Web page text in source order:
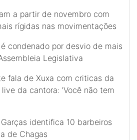
a partir de novembro com
rígidas nas movimentações
condenado por desvio de mais
Legislativa
fala de Xuxa com criticas da
da cantora: 'Você não tem
identifica 10 barbeiros
de Chagas